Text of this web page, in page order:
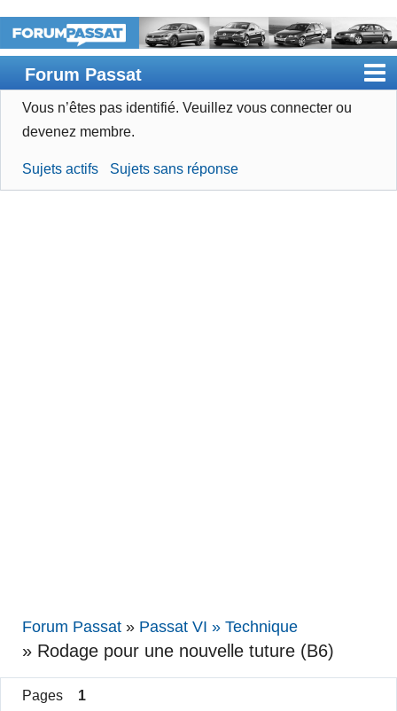
Forum Passat
Accueil
Devenir membre
Vous n’êtes pas identifié. Veuillez vous connecter ou
devenez membre.
Sujets actifs Sujets sans réponse
Forum Passat » Passat VI » Technique
» Rodage pour une nouvelle tuture (B6)
Pages 1